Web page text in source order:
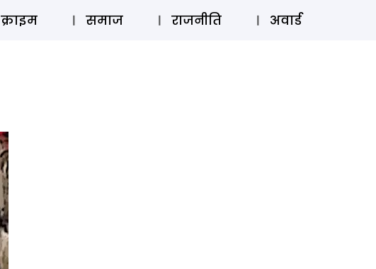
ऑडियो स्टोरी लॉग इन ⚲ SUBSCRIBE
क्राइम समाज राजनीति अवार्ड